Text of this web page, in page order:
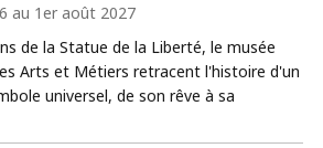
au 1er août 2027
de la Statue de la Liberté, le musée
Arts et Métiers retracent l'histoire d'un
universel, de son rêve à sa